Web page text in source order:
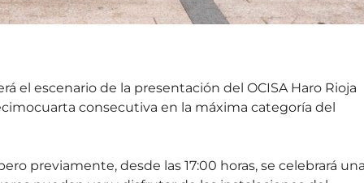
el escenario de la presentación del OCISA Haro Rioja
consecutiva en la máxima categoría del
previamente, desde las 17:00 horas, se celebrará